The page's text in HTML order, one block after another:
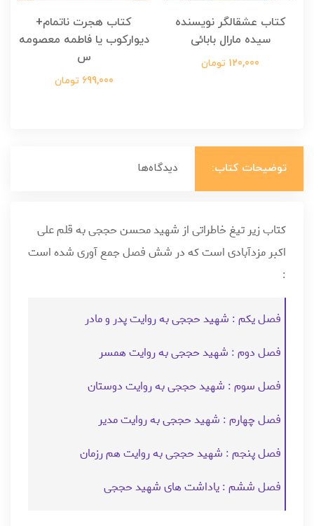
کتاب عشقالگر نویسنده
سیده مارال بابائی
120,000 تومان
کتاب هجرت ناتمام+
دیوارکوب یا فاطمه معصومه
س
699,000 تومان
توضیحات کتاب: دیدگاه‌ها
کتاب زیر تیغ خاطراتی از شهید محسن حججی به قلم علی
اکبر مزدآبادی است که در شش فصل جمع آوری شده است
:
فصل یکم : شهید حججی به روایت پدر و مادر
فصل دوم : شهید حججی به روایت همسر
فصل سوم : شهید حججی به روایت دوستان
فصل چهارم : شهید حججی به روایت مدیر
فصل پنجم : شهید حججی به روایت هم رزمان
فصل ششم : یاداشت های شهید حججی